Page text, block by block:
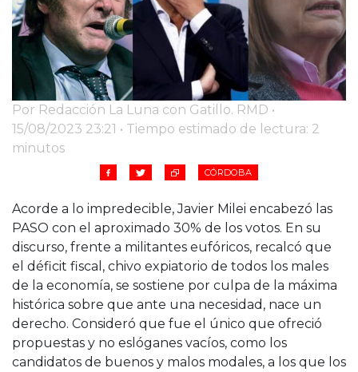
Laboulaye y sur
Bell Ville
Río Tercero
Despeñaderos
Por Redacción La Luna con Gatillo. RMD •
15/08/2023 23:21 • Tiempo estimado de lectura: 2
minutos
CÓRDOBA
Acorde a lo impredecible, Javier Milei encabezó las
PASO con el aproximado 30% de los votos. En su
discurso, frente a militantes eufóricos, recalcó que
el déficit fiscal, chivo expiatorio de todos los males
de la economía, se sostiene por culpa de la máxima
histórica sobre que ante una necesidad, nace un
derecho. Consideró que fue el único que ofreció
propuestas y no eslóganes vacíos, como los
candidatos de buenos y malos modales, a los que los